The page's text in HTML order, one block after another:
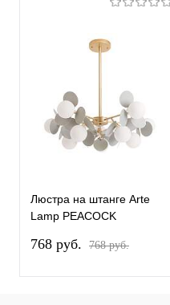
Люстра на штанге Arte
Lamp PEACOCK
768 pуб. 768 pуб.